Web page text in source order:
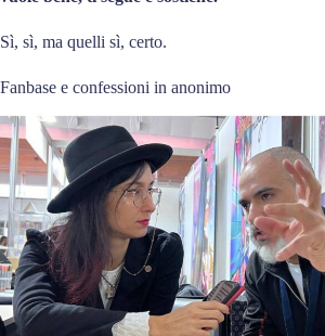
Sì, sì, ma quelli sì, certo.
Fanbase e confessioni in anonimo